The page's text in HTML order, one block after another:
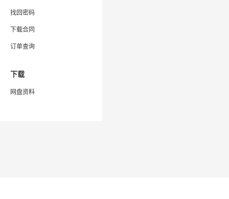
找回密码
下载合同
订单查询
下载
网盘资料